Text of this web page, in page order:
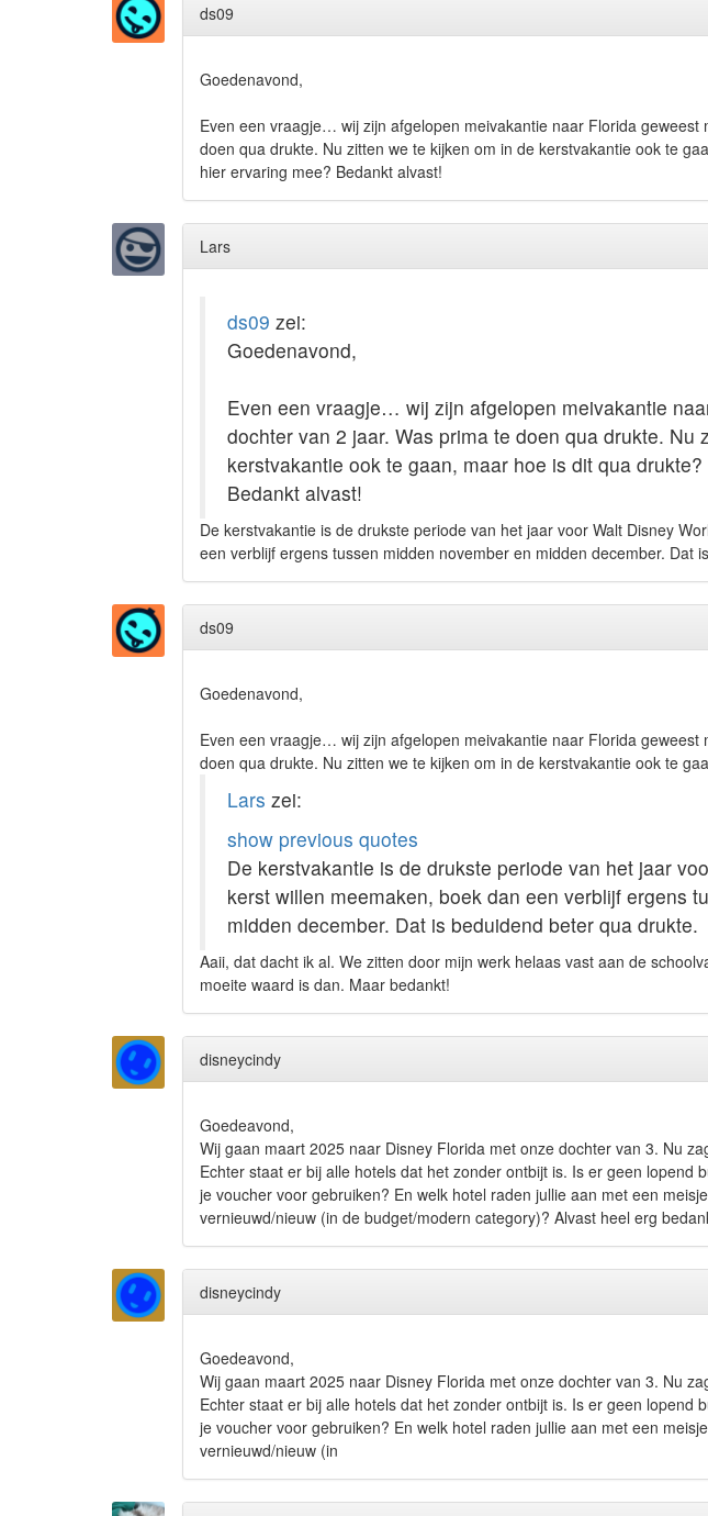
ds09
Goedenavond,
Even een vraagje… wij zijn afgelopen meivakantie naar Florida geweest
doen qua drukte. Nu zitten we te kijken om in de kerstvakantie ook te
hier ervaring mee? Bedankt alvast!
Lars
ds09 zei:
Goedenavond,
Even een vraagje… wij zijn afgelopen meivakantie
dochter van 2 jaar. Was prima te doen qua drukte. Nu
kerstvakantie ook te gaan, maar hoe is dit qua
Bedankt alvast!
De kerstvakantie is de drukste periode van het jaar voor Walt Disney
een verblijf ergens tussen midden november en midden december. Dat
ds09
Goedenavond,
Even een vraagje… wij zijn afgelopen meivakantie naar Florida geweest
doen qua drukte. Nu zitten we te kijken om in de kerstvakantie ook te
Lars zei:
show previous quotes
De kerstvakantie is de drukste periode van het jaar
kerst willen meemaken, boek dan een verblijf ergens
midden december. Dat is beduidend beter qua drukte.
Aaii, dat dacht ik al. We zitten door mijn werk helaas vast aan de
moeite waard is dan. Maar bedankt!
disneycindy
Goedeavond,
Wij gaan maart 2025 naar Disney Florida met onze dochter van 3. Nu
Echter staat er bij alle hotels dat het zonder ontbijt is. Is er geen lopend
je voucher voor gebruiken? En welk hotel raden jullie aan met een
vernieuwd/nieuw (in de budget/modern category)? Alvast heel erg
disneycindy
Goedeavond,
Wij gaan maart 2025 naar Disney Florida met onze dochter van 3. Nu
Echter staat er bij alle hotels dat het zonder ontbijt is. Is er geen lopend
je voucher voor gebruiken? En welk hotel raden jullie aan met een
vernieuwd/nieuw (in